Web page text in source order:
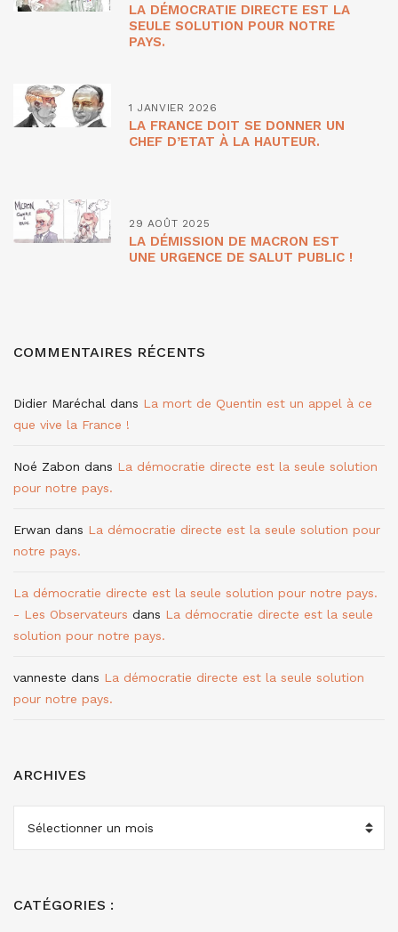
LA DÉMOCRATIE DIRECTE EST LA
SEULE SOLUTION POUR NOTRE
PAYS.
1 JANVIER 2026
LA FRANCE DOIT SE DONNER UN
CHEF D’ETAT À LA HAUTEUR.
29 AOÛT 2025
LA DÉMISSION DE MACRON EST
UNE URGENCE DE SALUT PUBLIC !
COMMENTAIRES RÉCENTS
Didier Maréchal dans La mort de Quentin est un appel à ce
que vive la France !
Noé Zabon dans La démocratie directe est la seule solution
pour notre pays.
Erwan dans La démocratie directe est la seule solution pour
notre pays.
La démocratie directe est la seule solution pour notre pays.
- Les Observateurs dans La démocratie directe est la seule
solution pour notre pays.
vanneste dans La démocratie directe est la seule solution
pour notre pays.
ARCHIVES
ARCHIVES
CATÉGORIES :